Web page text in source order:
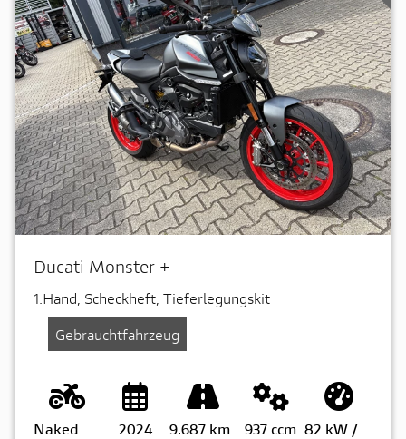
Ducati Monster +
1.Hand, Scheckheft, Tieferlegungskit
Gebrauchtfahrzeug
Naked
2024
9.687 km
937 ccm 82 kW /